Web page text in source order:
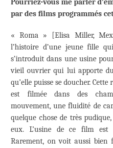
Pourriez-vous me parler
par des films programmés
« Roma » [Elisa Miller,
l’histoire d’une jeune fille
s’introduit dans une usine
vieil ouvrier qui lui apporte
qu’elle puisse se doucher.
est filmée dans des
mouvement, une fluidité de
quelque chose de très
eux. L’usine de ce film est
Rarement, on voit aussi